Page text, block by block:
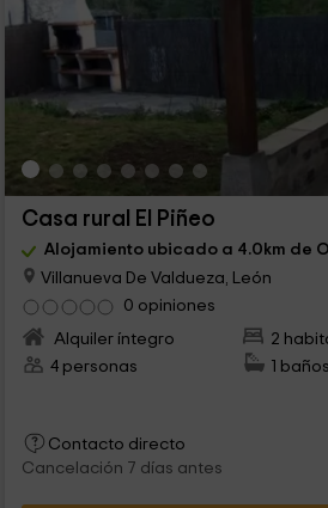
Casa rural El Piñeo
Alojamiento ubicado a 4.0km de
Villanueva De Valdueza, León
0 opiniones
Alquiler íntegro
2
4 personas
1 baños
Contacto directo
Cancelación 7 días antes